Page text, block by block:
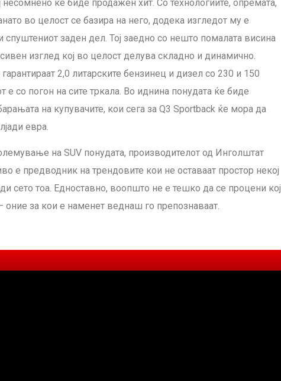
несомнено ќе биде продажен хит. Со технологиите, опремата,
во целост се базира на него, додека изгледот му е
спуштениот заден дел. Тој заедно со нешто помалата висина
изглед кој во целост делува складно и динамично.
гарантираат 2,0 литарските бензинец и дизел со 230 и 150
е со погон на сите тркала. Во иднина понудата ќе биде
на купувачите, кои сега за Q3 Sportback ќе мора да
евра.
на SUV понудата, производителот од Инголштат
е предводник на трендовите кои не оставаат простор некој
сето тоа. Едноставно, воопшто не е тешко да се процени кој
оние за кои е наменет веднаш го препознаваат.